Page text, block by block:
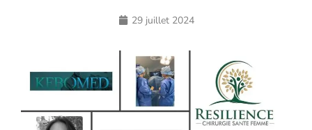
29 juillet 2024